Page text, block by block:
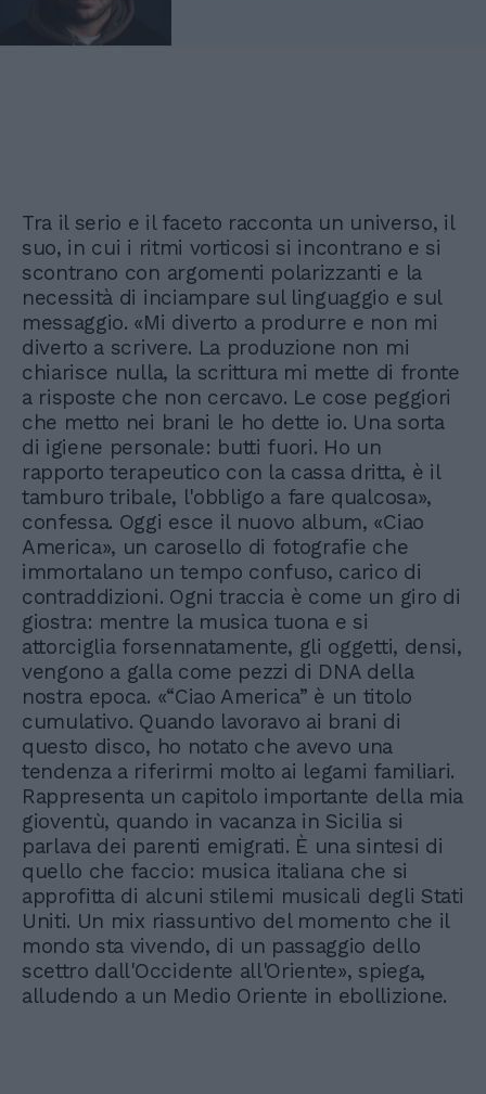
Tra il serio e il faceto racconta un universo, il
suo, in cui i ritmi vorticosi si incontrano e si
scontrano con argomenti polarizzanti e la
necessità di inciampare sul linguaggio e sul
messaggio. «Mi diverto a produrre e non mi
diverto a scrivere. La produzione non mi
chiarisce nulla, la scrittura mi mette di fronte
a risposte che non cercavo. Le cose peggiori
che metto nei brani le ho dette io. Una sorta
di igiene personale: butti fuori. Ho un
rapporto terapeutico con la cassa dritta, è il
tamburo tribale, l'obbligo a fare qualcosa»,
confessa. Oggi esce il nuovo album, «Ciao
America», un carosello di fotografie che
immortalano un tempo confuso, carico di
contraddizioni. Ogni traccia è come un giro di
giostra: mentre la musica tuona e si
attorciglia forsennatamente, gli oggetti, densi,
vengono a galla come pezzi di DNA della
nostra epoca. «“Ciao America” è un titolo
cumulativo. Quando lavoravo ai brani di
questo disco, ho notato che avevo una
tendenza a riferirmi molto ai legami familiari.
Rappresenta un capitolo importante della mia
gioventù, quando in vacanza in Sicilia si
parlava dei parenti emigrati. È una sintesi di
quello che faccio: musica italiana che si
approfitta di alcuni stilemi musicali degli Stati
Uniti. Un mix riassuntivo del momento che il
mondo sta vivendo, di un passaggio dello
scettro dall'Occidente all'Oriente», spiega,
alludendo a un Medio Oriente in ebollizione.